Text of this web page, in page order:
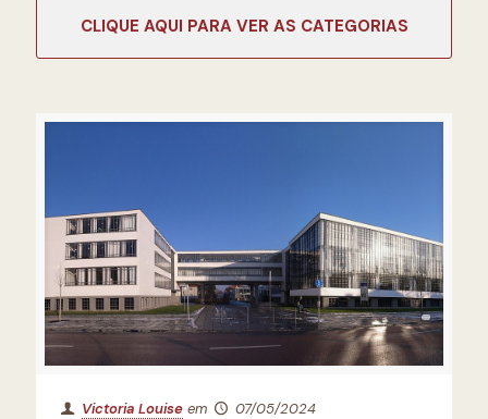
Victoria Louise em 07/05/2024
CATEGORIAS